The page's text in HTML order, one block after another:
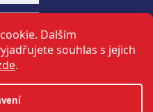
Dalším
souhlas s jejich
.
Shoptet